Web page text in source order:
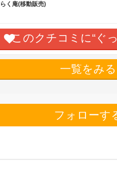
く庵(移動販売)
このクチコミに“ぐ
一覧をみる
フォローす